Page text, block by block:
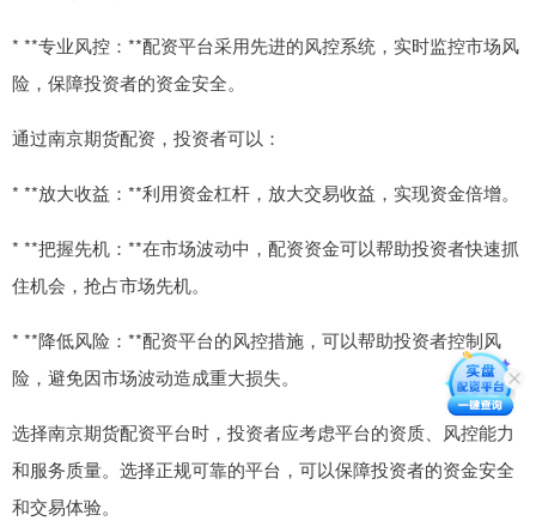
* **专业风控：**配资平台采用先进的风控系统，实时监控市场风
险，保障投资者的资金安全。
通过南京期货配资，投资者可以：
* **放大收益：**利用资金杠杆，放大交易收益，实现资金倍增。
* **把握先机：**在市场波动中，配资资金可以帮助投资者快速抓
住机会，抢占市场先机。
* **降低风险：**配资平台的风控措施，可以帮助投资者控制风
险，避免因市场波动造成重大损失。
选择南京期货配资平台时，投资者应考虑平台的资质、风控能力
和服务质量。选择正规可靠的平台，可以保障投资者的资金安全
和交易体验。